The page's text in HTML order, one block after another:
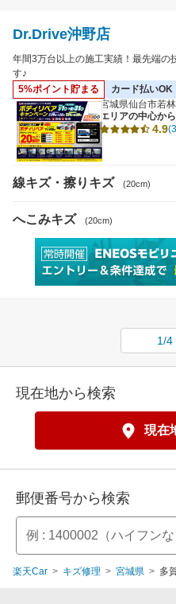
Dr.Drive沖野店
年間3万台以上の施工実績！最先端の
す♪
5%ポイント貯まる
カード払いOK
宮城県仙台市若
エリアの中心から
4.9
線キズ・擦りキズ (20cm)
へこみキズ (20cm)
1/4
現在地から検索
現在
郵便番号から検索
楽天Car キズ修理 宮城県 多